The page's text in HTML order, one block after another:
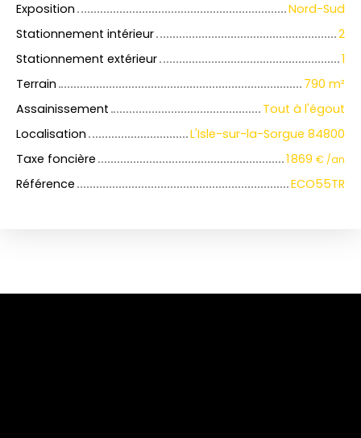
Exposition
Nord-Sud
Stationnement intérieur
2
Stationnement extérieur
1
Terrain
790 m²
Assainissement
Tout à l'égout
Localisation
L'Isle-sur-la-Sorgue 84800
Taxe foncière
1 869 € /an
Référence ECO55TR